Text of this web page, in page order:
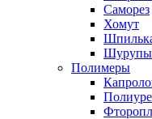
Саморез
Хомут
Шурупы
Полимеры